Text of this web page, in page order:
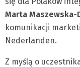
Marta Maszewska-
komunikacji
Nederlanden.
Z myślą o